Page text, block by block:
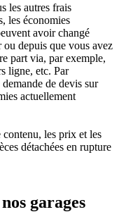
les autres frais
les économies
avoir changé
depuis que vous avez
part via, par exemple,
ligne, etc. Par
de devis sur
actuellement
contenu, les prix et les
détachées en rupture
garages